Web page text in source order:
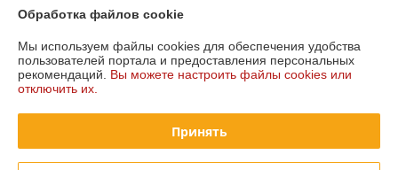
Доставка и оплата
График работы
Полная версия сайта
Обработка файлов cookie
Мы используем файлы cookies для обеспечения удобства
пользователей портала и предоставления персональных
рекомендаций. Вы можете настроить файлы cookies или
отключить их.
Принять